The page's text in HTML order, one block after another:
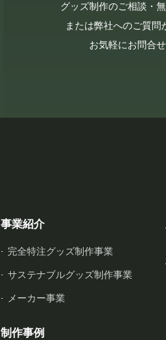
グッズ制作のご相談・
または弊社へのご質問
お気軽にお問合せ
事業紹介
完全特注グッズ制作事業
サステナブルグッズ制作事業
メーカー事業
制作事例